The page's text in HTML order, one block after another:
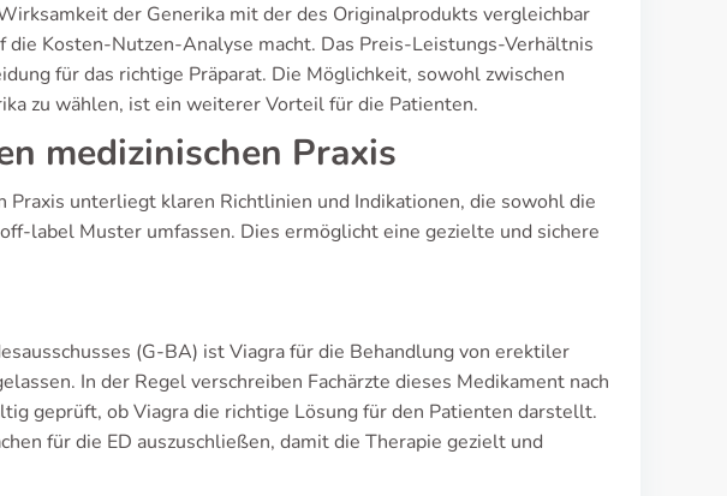
der Generika mit der des Originalprodukts vergleichbar
Kosten-Nutzen-Analyse macht. Das Preis-Leistungs-Verhältnis
für das richtige Präparat. Die Möglichkeit, sowohl zwischen
zu wählen, ist ein weiterer Vorteil für die Patienten.
medizinischen Praxis
Praxis unterliegt klaren Richtlinien und Indikationen, die sowohl die
label Muster umfassen. Dies ermöglicht eine gezielte und sichere
(G-BA) ist Viagra für die Behandlung von erektiler
In der Regel verschreiben Fachärzte dieses Medikament nach
geprüft, ob Viagra die richtige Lösung für den Patienten darstellt.
für die ED auszuschließen, damit die Therapie gezielt und